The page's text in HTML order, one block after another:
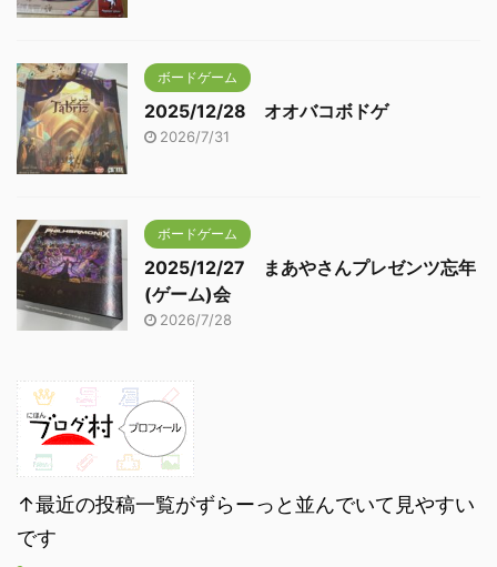
ボードゲーム
2025/12/28 オオバコボドゲ
2026/7/31
ボードゲーム
2025/12/27 まあやさんプレゼンツ忘年
(ゲーム)会
2026/7/28
↑最近の投稿一覧がずらーっと並んでいて見やすい
です